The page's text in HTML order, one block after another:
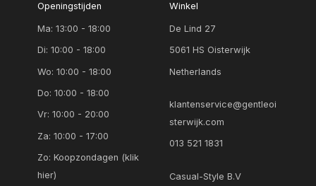
Openingstijden
Ma: 13:00 - 18:00
Di: 10:00 - 18:00
Wo: 10:00 - 18:00
Do: 10:00 - 18:00
Vr: 10:00 - 20:00
Za: 10:00 - 17:00
Zo:Koopzondagen (klik
hier)
Winkel
De Lind 27
5061 HS Oisterwijk
Netherlands
klantenservice@gentleoi
sterwijk.com
013 521 1831
Casual-Style B.V